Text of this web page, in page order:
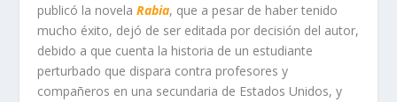
publicó la novelaRabia, que a pesar de haber tenido
mucho éxito, dejó de ser editada por decisión del autor,
debido a que cuenta la historia de un estudiante
perturbado que dispara contra profesores y
compañeros en una secundaria de Estados Unidos, y